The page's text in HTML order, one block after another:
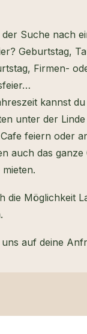
Suche nach
Geburtstag,
Firmen-
kannst
unter der
feiern oder
auch das
die Möglichkeit
auf deine